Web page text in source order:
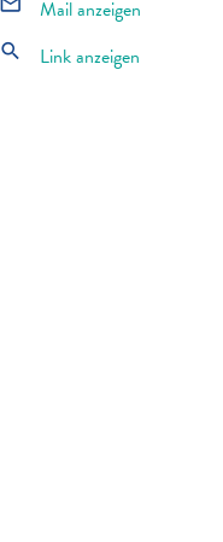
Mail anzeigen
search Link anzeigen